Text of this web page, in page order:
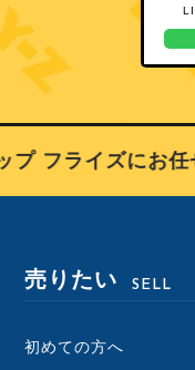
フライズにお任
売りたい SELL
初めての方へ